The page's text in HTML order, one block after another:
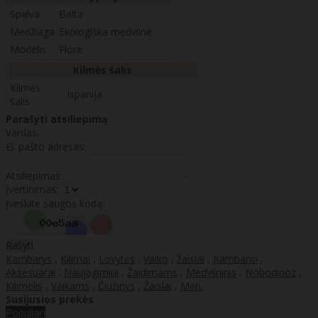
Spalva
Balta
Medžiaga Ekologiška medvilnė
Modelis
Flore
Kilmės
šalis
Ispanija
Parašyti atsiliepimą
Vardas:
El. pašto adresas:
Atsiliepimas:
Įvertinimas:
Įveskite saugos kodą:
Rašyti
Kambarys , Kilimai , Lovytės , Vaiko , žaislai , Kambario ,
Aksesuarai , Naujagimiui , Žaidimams , Medvilninis , Nobodinoz ,
Kilimėlis , Vaikams , Čiužinys , Žaislai , Mėn.
Susijusios prekės
Populiari